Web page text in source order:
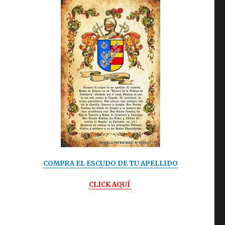
COMPRA EL ESCUDO DE TU APELLIDO
CLICK AQUÍ